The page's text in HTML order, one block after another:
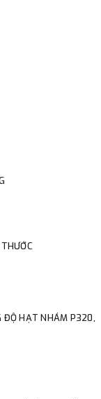
ĐỘ HẠT NHÁM P320,